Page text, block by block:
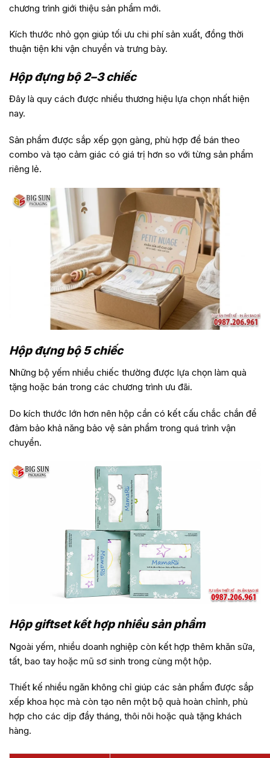
chương trình giới thiệu sản phẩm mới.
Kích thước nhỏ gọn giúp tối ưu chi phí sản xuất, đồng thời
thuận tiện khi vận chuyển và trưng bày.
Hộp đựng bộ 2–3 chiếc
Đây là quy cách được nhiều thương hiệu lựa chọn nhất hiện
nay.
Sản phẩm được sắp xếp gọn gàng, phù hợp để bán theo
combo và tạo cảm giác có giá trị hơn so với từng sản phẩm
riêng lẻ.
Hộp đựng bộ 5 chiếc
Những bộ yếm nhiều chiếc thường được lựa chọn làm quà
tặng hoặc bán trong các chương trình ưu đãi.
Do kích thước lớn hơn nên hộp cần có kết cấu chắc chắn để
đảm bảo khả năng bảo vệ sản phẩm trong quá trình vận
chuyển.
Hộp giftset kết hợp nhiều sản phẩm
Ngoài yếm, nhiều doanh nghiệp còn kết hợp thêm khăn sữa,
tất, bao tay hoặc mũ sơ sinh trong cùng một hộp.
Thiết kế nhiều ngăn không chỉ giúp các sản phẩm được sắp
xếp khoa học mà còn tạo nên một bộ quà hoàn chỉnh, phù
hợp cho các dịp đầy tháng, thôi nôi hoặc quà tặng khách
hàng.